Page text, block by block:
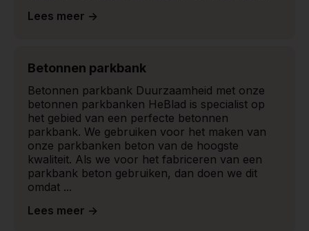
Lees meer ->
Betonnen parkbank
Betonnen parkbank Duurzaamheid met onze
betonnen parkbanken HeBlad is specialist op
het gebied van een perfecte betonnen
parkbank. We gebruiken voor het maken van
onze parkbanken beton van de hoogste
kwaliteit. Als we voor het fabriceren van een
parkbank beton gebruiken, dan doen we dit
omdat ...
Lees meer ->